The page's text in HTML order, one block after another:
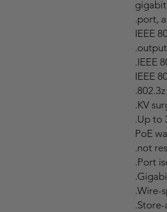
12 ×
port,
IEEE
IEEE
IEEE
Up to
PoE
not
Port
Wire-